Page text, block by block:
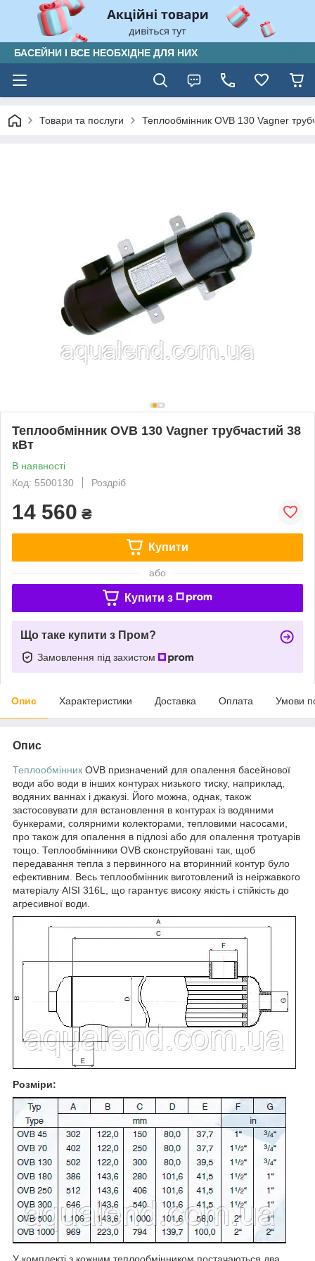
БАСЕЙНИ І ВСЕ НЕОБХІДНЕ ДЛЯ НИХ
Товари та послуги Теплообмінник OVB 130 Vagner
Теплообмінник OVB 130 Vagner трубчастий 38
кВт
В наявності
Код: 5500130
Роздріб
14 560 ₴
Купити
або
Купити з
Що таке купити з Пром?
Замовлення під захистом
Опис Характеристики Доставка Оплата Умови
Опис
Теплообмінник OVB призначений для опалення басейнової
води або води в інших контурах низького тиску, наприклад,
водяних ваннах і джакузі. Його можна, однак, також
застосовувати для встановлення в контурах із водяними
бункерами, солярними колекторами, тепловими насосами,
про також для опалення в підлозі або для опалення тротуарів
тощо. Теплообмінники OVB сконструйовані так, щоб
передавання тепла з первинного на вторинний контур було
ефективним. Весь теплообмінник виготовлений із неіржавкого
матеріалу AISI 316L, що гарантує високу якість і стійкість до
агресивної води.
Розміри:
У комплекті з кожним теплообмінником постачаються два